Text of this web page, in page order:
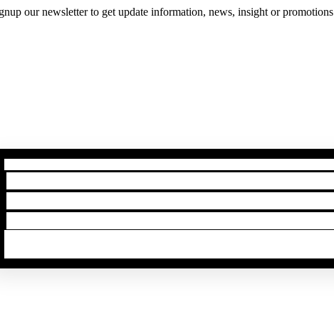
our newsletter to get update information, news, insight or promotions.